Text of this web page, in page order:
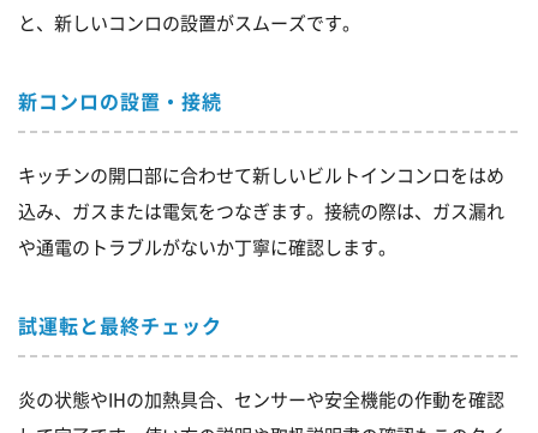
と、新しいコンロの設置がスムーズです。
新コンロの設置・接続
キッチンの開口部に合わせて新しいビルトインコンロをはめ
込み、ガスまたは電気をつなぎます。接続の際は、ガス漏れ
や通電のトラブルがないか丁寧に確認します。
試運転と最終チェック
炎の状態やIHの加熱具合、センサーや安全機能の作動を確認